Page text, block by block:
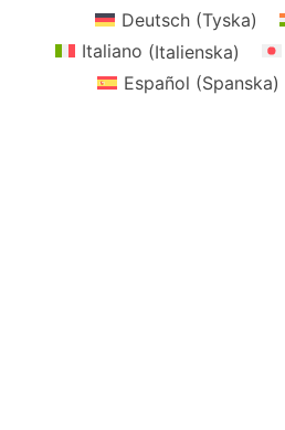
Deutsch (Tyska)
Italiano (Italienska)
Español (Spanska)